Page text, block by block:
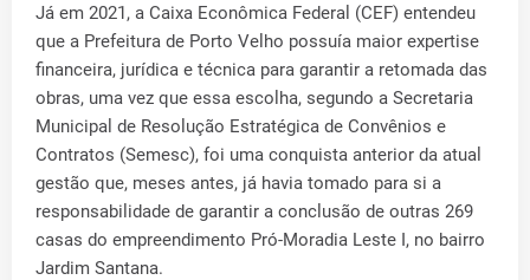
Já em 2021, a Caixa Econômica Federal (CEF) entendeu
que a Prefeitura de Porto Velho possuía maior expertise
financeira, jurídica e técnica para garantir a retomada das
obras, uma vez que essa escolha, segundo a Secretaria
Municipal de Resolução Estratégica de Convênios e
Contratos (Semesc), foi uma conquista anterior da atual
gestão que, meses antes, já havia tomado para si a
responsabilidade de garantir a conclusão de outras 269
casas do empreendimento Pró-Moradia Leste I, no bairro
Jardim Santana.